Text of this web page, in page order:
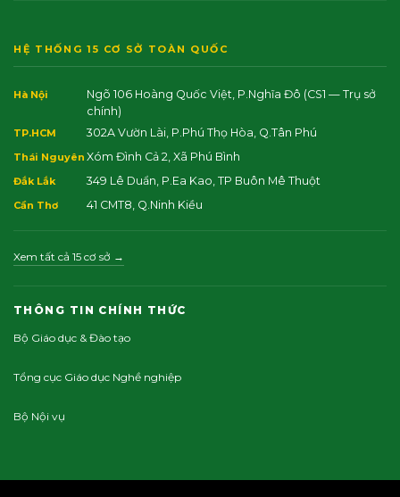
HỆ THỐNG 15 CƠ SỞ TOÀN QUỐC
Hà Nội Ngõ 106 Hoàng Quốc Việt, P.Nghĩa Đô (CS1 — Trụ sở
chính)
TP.HCM 302A Vườn Lài, P.Phú Thọ Hòa, Q.Tân Phú
Thái Nguyên Xóm Đình Cả 2, Xã Phú Bình
Đắk Lắk 349 Lê Duẩn, P.Ea Kao, TP Buôn Mê Thuột
Cần Thơ 41 CMT8, Q.Ninh Kiều
Xem tất cả 15 cơ sở →
THÔNG TIN CHÍNH THỨC
Bộ Giáo dục & Đào tạo
Tổng cục Giáo dục Nghề nghiệp
Bộ Nội vụ